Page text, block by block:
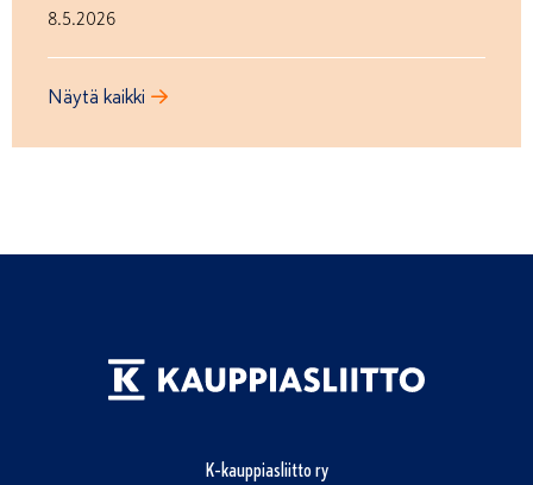
8.5.2026
Näytä kaikki
K-kauppiasliitto ry